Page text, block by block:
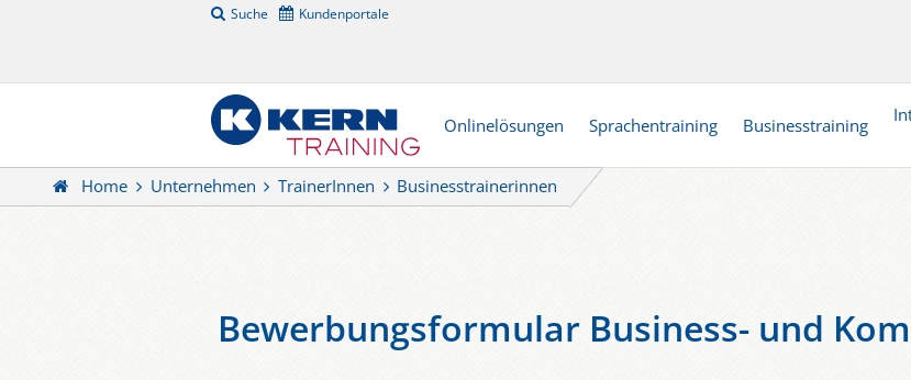
Suche
Kundenportale
Onlinelösungen Sprachentraining Businesstraining
Home Unternehmen TrainerInnen Businesstrainerinnen
Bewerbungsformular Business- und